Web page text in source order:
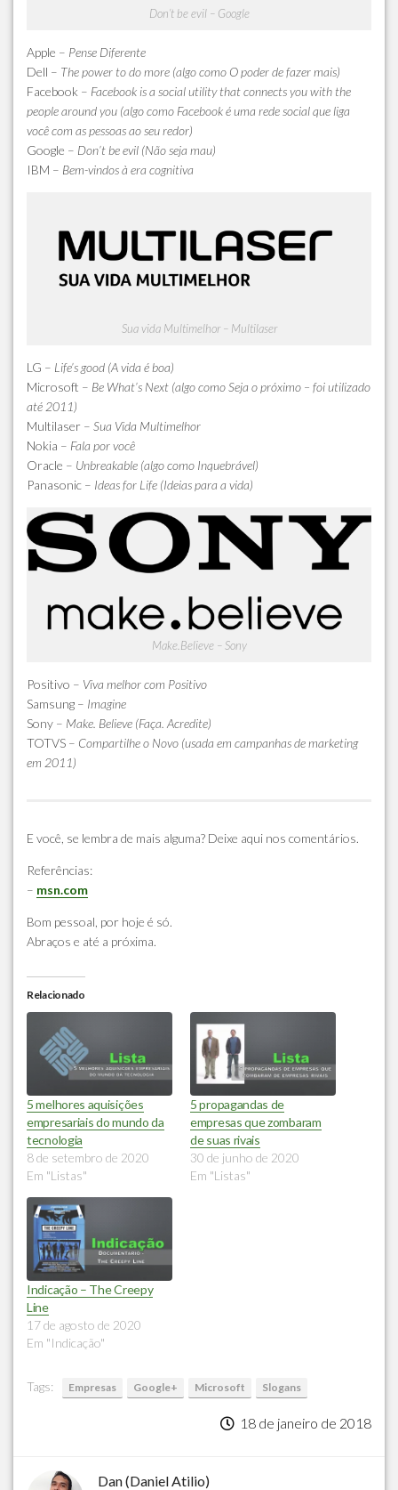
Don’t be evil – Google
Apple – Pense Diferente
Dell – The power to do more (algo como O poder de fazer mais)
Facebook – Facebook is a social utility that connects you with the
people around you (algo como Facebook é uma rede social que liga
você com as pessoas ao seu redor)
Google – Don’t be evil (Não seja mau)
IBM – Bem-vindos à era cognitiva
Sua vida Multimelhor – Multilaser
LG – Life’s good (A vida é boa)
Microsoft – Be What’s Next (algo como Seja o próximo – foi utilizado
até 2011)
Multilaser – Sua Vida Multimelhor
Nokia – Fala por você
Oracle – Unbreakable (algo como Inquebrável)
Panasonic – Ideas for Life (Ideias para a vida)
Make.Believe – Sony
Positivo – Viva melhor com Positivo
Samsung – Imagine
Sony – Make. Believe (Faça. Acredite)
TOTVS – Compartilhe o Novo (usada em campanhas de marketing
em 2011)
E você, se lembra de mais alguma? Deixe aqui nos comentários.
Referências:
– msn.com
Bom pessoal, por hoje é só.
Abraços e até a próxima.
Relacionado
5 melhores aquisições
empresariais do mundo da
tecnologia
8 de setembro de 2020
Em "Listas"
5 propagandas de
empresas que zombaram
de suas rivais
30 de junho de 2020
Em "Listas"
Indicação – The Creepy
Line
17 de agosto de 2020
Em "Indicação"
Tags: Empresas Google+ Microsoft Slogans
18 de janeiro de 2018
Dan (Daniel Atilio)